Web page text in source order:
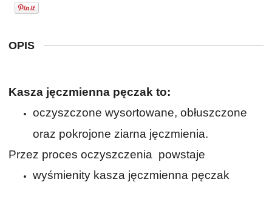
OPIS
Kasza jęczmienna pęczak to:
oczyszczone wysortowane, obłuszczone
oraz pokrojone ziarna jęczmienia.
Przez proces oczyszczenia powstaje
wyśmienity kasza jęczmienna pęczak